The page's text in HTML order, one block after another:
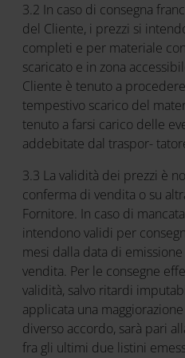
3.2 In caso di consegna
del Cliente, i prezzi si
completi e per materiale
scaricato e in zona
Cliente è tenuto a
tempestivo scarico del
tenuto a farsi carico delle
addebitate dal traspor-
3.3 La validità dei prezzi è
conferma di vendita o su
Fornitore. In caso di
intendono validi per
mesi dalla data di
vendita. Per le consegne
validità, salvo ritardi
applicata una
diverso accordo, sarà pari
fra gli ultimi due listini